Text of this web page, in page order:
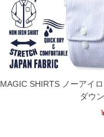
MAGIC SHIRTS ノーアイ
ダウ